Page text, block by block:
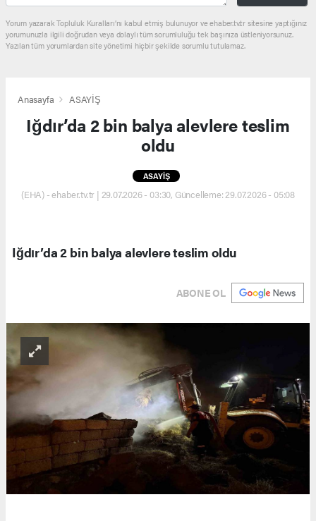
Yorum yazarak Topluluk Kuralları’nı kabul etmiş bulunuyor ve ehaber.tv.tr sitesine yaptığınız
yorumunuzla ilgili doğrudan veya dolaylı tüm sorumluluğu tek başınıza üstleniyorsunuz.
Yazılan tüm yorumlardan site yönetimi hiçbir şekilde sorumlu tutulamaz.
Anasayfa ASAYİŞ
Iğdır’da 2 bin balya alevlere teslim
oldu
ASAYİŞ
(EHA) - ehaber.tv.tr | 29.07.2026 - 03:30, Güncelleme: 29.07.2026 - 05:08
Iğdır’da 2 bin balya alevlere teslim oldu
ABONE OL